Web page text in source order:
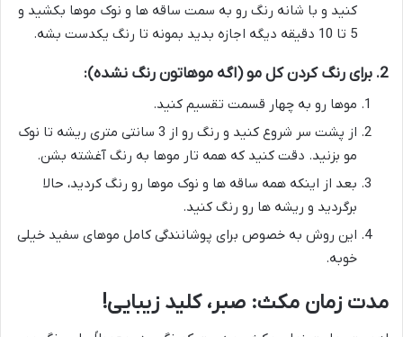
کنید و با شانه رنگ رو به سمت ساقه ها و نوک موها بکشید و
5 تا 10 دقیقه دیگه اجازه بدید بمونه تا رنگ یکدست بشه.
2. برای رنگ کردن کل مو (اگه موهاتون رنگ نشده):
موها رو به چهار قسمت تقسیم کنید.
از پشت سر شروع کنید و رنگ رو از 3 سانتی متری ریشه تا نوک
مو بزنید. دقت کنید که همه تار موها به رنگ آغشته بشن.
بعد از اینکه همه ساقه ها و نوک موها رو رنگ کردید، حالا
برگردید و ریشه ها رو رنگ کنید.
این روش به خصوص برای پوشانندگی کامل موهای سفید خیلی
خوبه.
مدت زمان مکث: صبر، کلید زیبایی!